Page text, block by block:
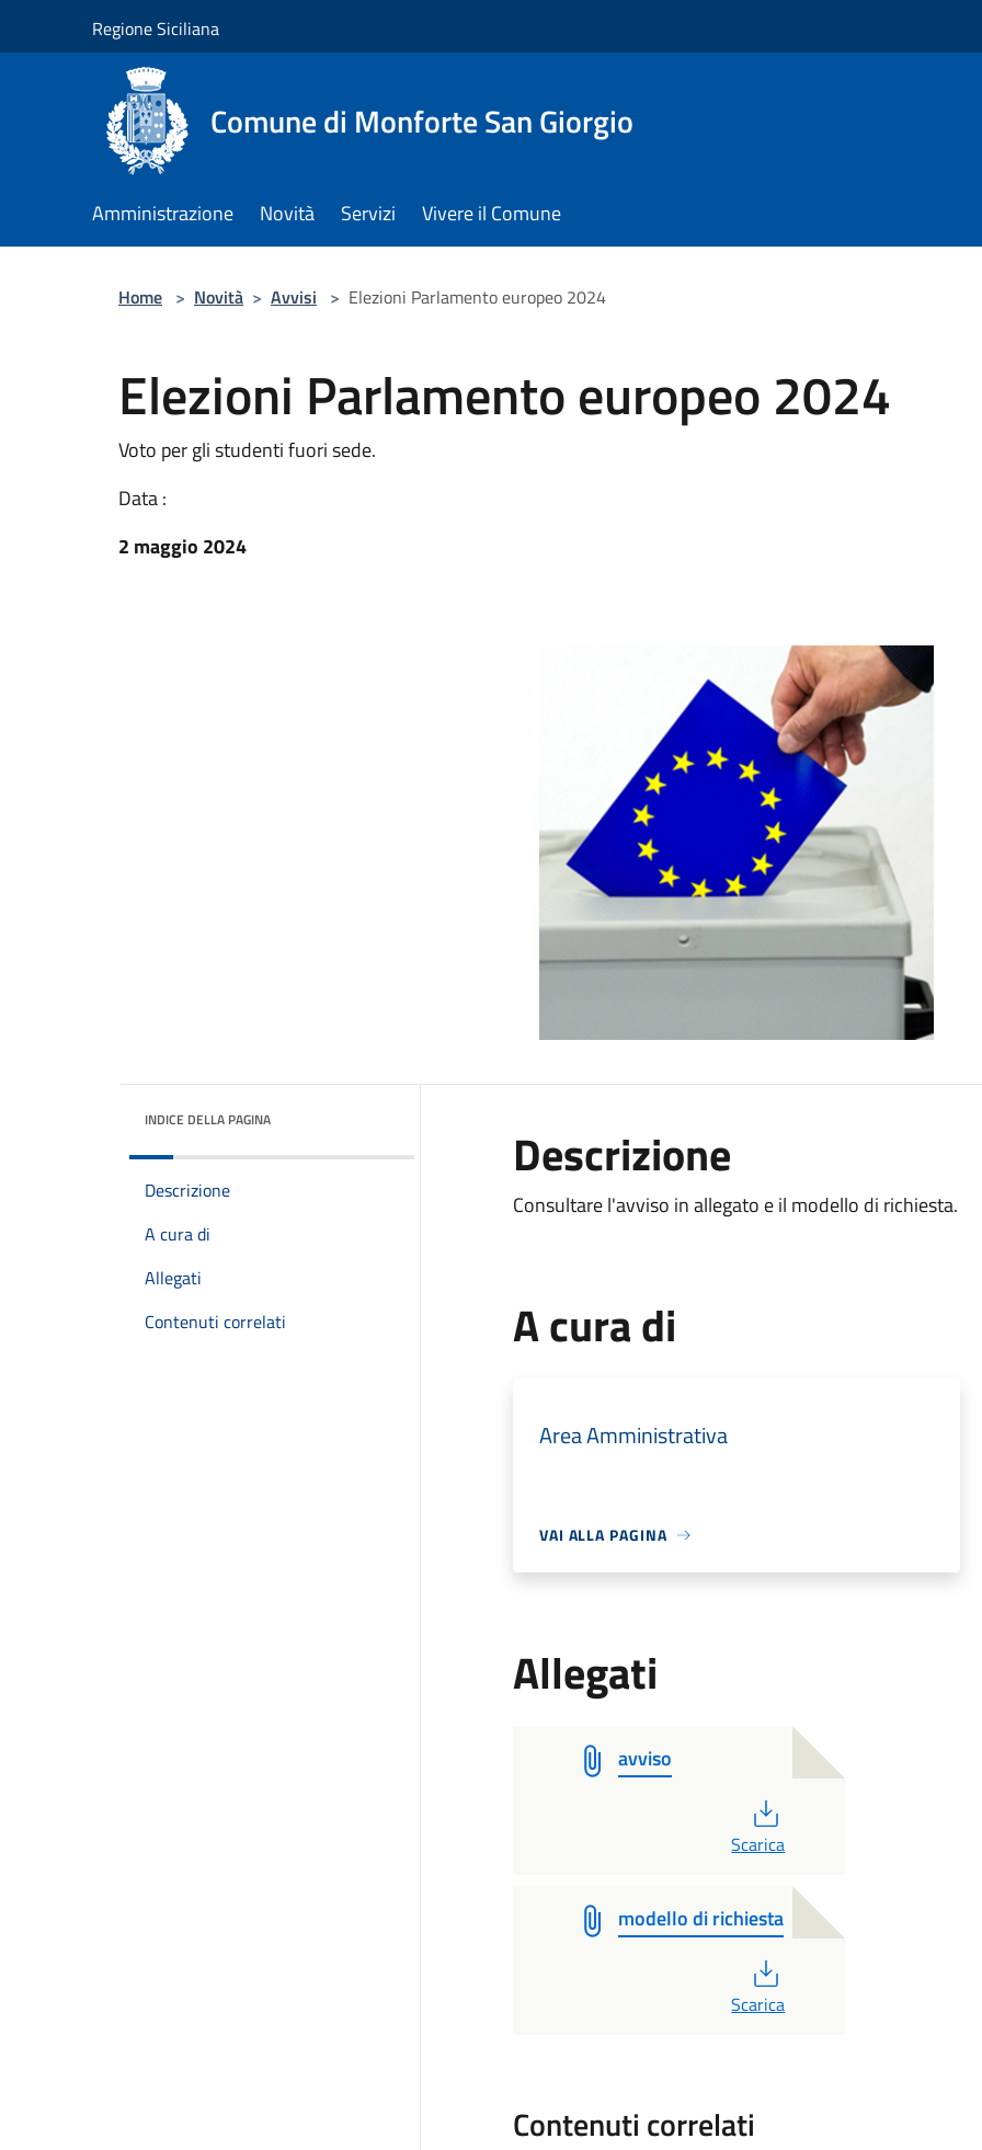
Regione Siciliana
Comune di Monforte San Giorgio
Amministrazione Novità Servizi Vivere il Comune
Home > Novità > Avvisi > Elezioni Parlamento europeo 2024
Elezioni Parlamento europeo 2024
Voto per gli studenti fuori sede.
Data :
2 maggio 2024
INDICE DELLA PAGINA
Descrizione
A cura di
Allegati
Contenuti correlati
Descrizione
Consultare l'avviso in allegato e il modello di richiesta.
A cura di
Area Amministrativa
VAI ALLA PAGINA
Allegati
avviso
Scarica
modello di richiesta
Scarica
Contenuti correlati